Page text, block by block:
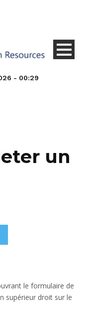
- 00:29
un
le formulaire de
supérieur droit sur le